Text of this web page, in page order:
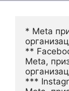
* Meta
**
Meta,
***